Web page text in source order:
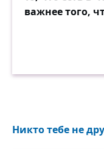
важнее того,
Никто тебе не